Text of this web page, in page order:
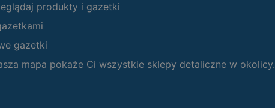
produkty i gazetki
gazetki
mapa pokaże Ci wszystkie sklepy detaliczne w okolicy.